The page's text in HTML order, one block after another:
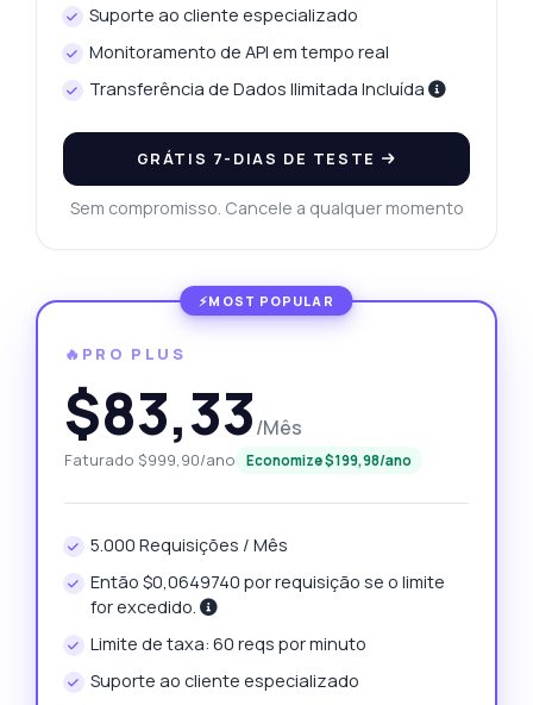
Suporte ao cliente especializado
Monitoramento de API em tempo real
Transferência de Dados Ilimitada Incluída
GRÁTIS 7-DIAS DE TESTE
Sem compromisso. Cancele a qualquer momento
🔥PRO PLUS
$83,33/Mês
Faturado $999,90/ano Economize $199,98/ano
5.000 Requisições / Mês
Então $0,0649740 por requisição se o limite
for excedido.
Limite de taxa: 60 reqs por minuto
Suporte ao cliente especializado